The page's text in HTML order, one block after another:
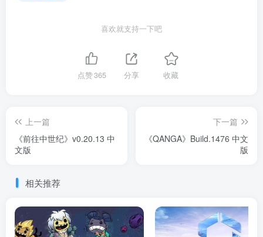
喜欢就支持一下吧
点赞365 分享 收藏
上一篇
《前往中世纪》v0.20.13 中
文版
下一篇
《QANGA》Build.1476 中文
版
相关推荐